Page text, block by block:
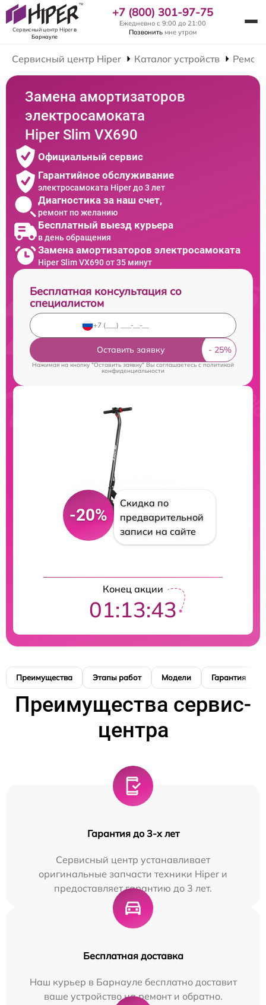
Сервисный центр Hiperв
Барнауле
+7 (800) 301-97-75
Ежедневно с 9:00 до 21:00
Позвонить мне утром
Сервисный центр Hiper Каталог устройств
Замена амортизаторов
электросамоката
Hiper Slim VX690
Официальный сервис
Гарантийное обслуживание
электросамоката Hiper до 3 лет
Диагностика за наш счет,
ремонт по желанию
Бесплатный выезд курьера
в день обращения
Замена амортизаторов электросамоката
Hiper Slim VX690 от 35 минут
Бесплатная консультация со
специалистом
Оставить заявку
Нажимая на кнопку "Оставить заявку" Вы соглашаетесь cполитикой
конфиденциальности
-20%
Скидка по
предварительной
записи на сайте
Конец акции
01:13:42
Преимущества Этапы работ Модели Гарантия
Преимущества сервис-
центра
Гарантия до 3-х лет
Сервисный центр устанавливает
оригинальные запчасти техники Hiper и
предоставляет гарантию до 3 лет.
Бесплатная доставка
Наш курьер в Барнауле бесплатно доставит
ваше устройство на ремонт и обратно.